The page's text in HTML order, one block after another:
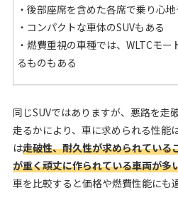
・後部座席を含めた各席で乗り心
・コンパクトな車体のSUVもある
・燃費重視の車種では、WLTCモ
るものもある
同じSUVではありますが、悪路を走
走るかにより、車に求められる性能
は走破性、耐久性が求められている
が重く頑丈に作られている車両が多
車を比較すると価格や燃費性能にも